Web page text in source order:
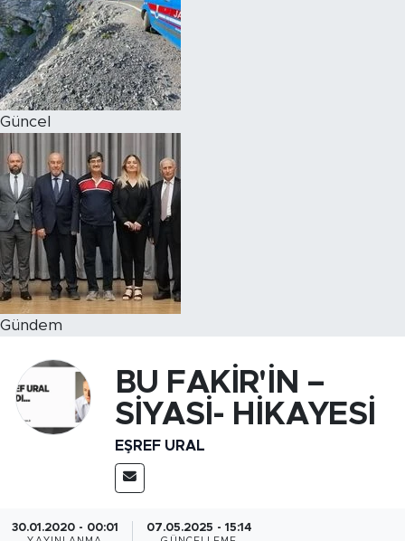
Güncel
Gündem
BU FAKİR'İN –
SİYASİ- HİKAYESİ
EŞREF URAL
30.01.2020 - 00:01 07.05.2025 - 15:14
Magazin
Özel Haber
Politika
Resmi İlanlar
Sağlık
Spor
Turizm